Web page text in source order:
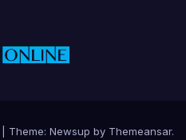
Theme: Newsup by Themeansar.